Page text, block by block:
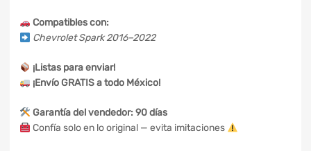
Compatibles con:
Chevrolet Spark 2016–2022
¡Listas para enviar!
¡Envío GRATIS a todo México!
Garantía del vendedor: 90 días
Confía solo en lo original — evita imitaciones